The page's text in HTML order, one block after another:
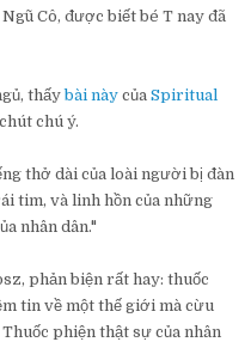
Cô, được biết bé T nay đã
thấybài này của Spiritual
chú ý.
thở dài của loài người bị đàn
tim, và linh hồn của những
nhân dân."
phản biện rất hay: thuốc
tin về một thế giới mà cừu
phiện thật sự của nhân